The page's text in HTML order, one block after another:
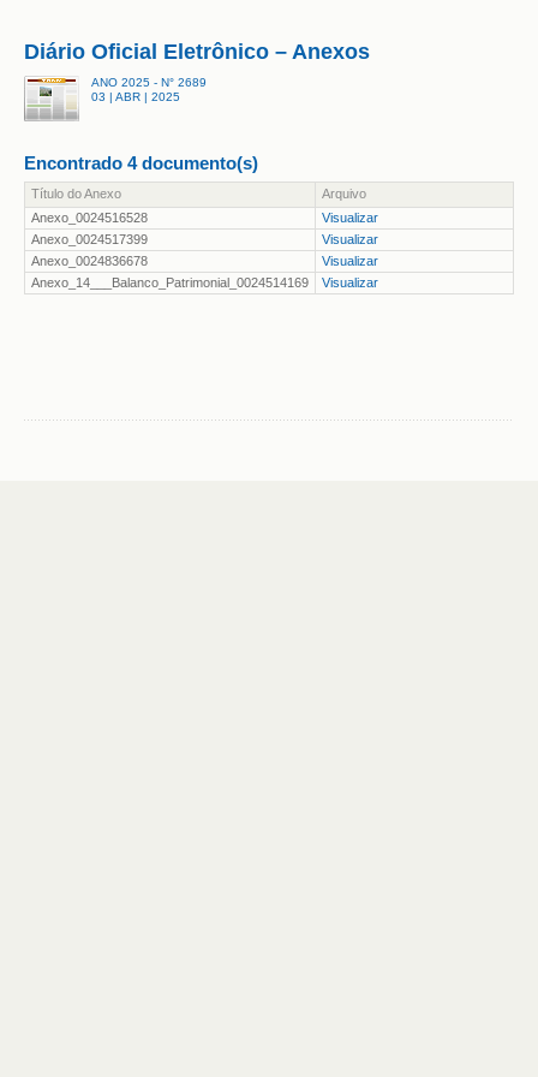
Diário Oficial Eletrônico – Anexos
ANO 2025 - N° 2689
03 | ABR | 2025
Encontrado 4 documento(s)
Título do Anexo
Arquivo
Anexo_0024516528
Visualizar
Anexo_0024517399
Visualizar
Anexo_0024836678
Visualizar
Anexo_14___Balanco_Patrimonial_0024514169
Visualizar